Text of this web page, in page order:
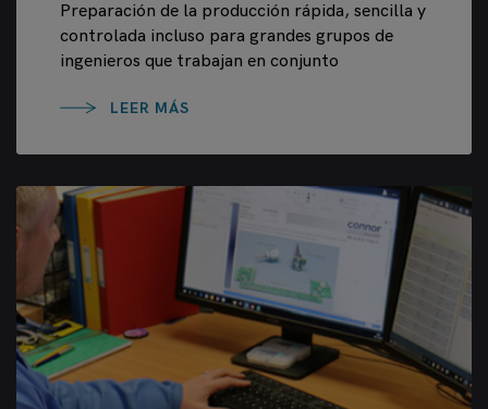
Preparación de la producción rápida, sencilla y
controlada incluso para grandes grupos de
ingenieros que trabajan en conjunto
LEER MÁS